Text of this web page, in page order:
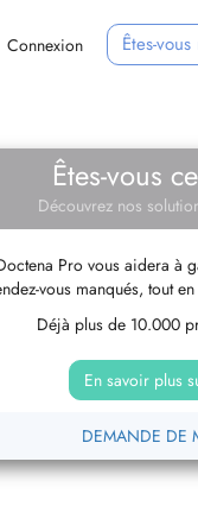
Connexion Êtes-
Êtes-vous
Découvrez nos
Pro vous aidera
vous manqués, tout
Déjà plus de 10.000
En savoir plus
DEMANDE DE